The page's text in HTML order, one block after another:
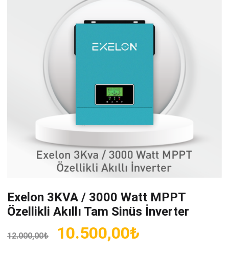
Exelon 3KVA / 3000 Watt MPPT
Özellikli Akıllı Tam Sinüs İnverter
12.000,00₺
Orijinal
10.500,00₺